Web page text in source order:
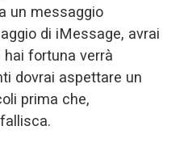
un messaggio
di iMessage, avrai
fortuna verrà
dovrai aspettare un
prima che,